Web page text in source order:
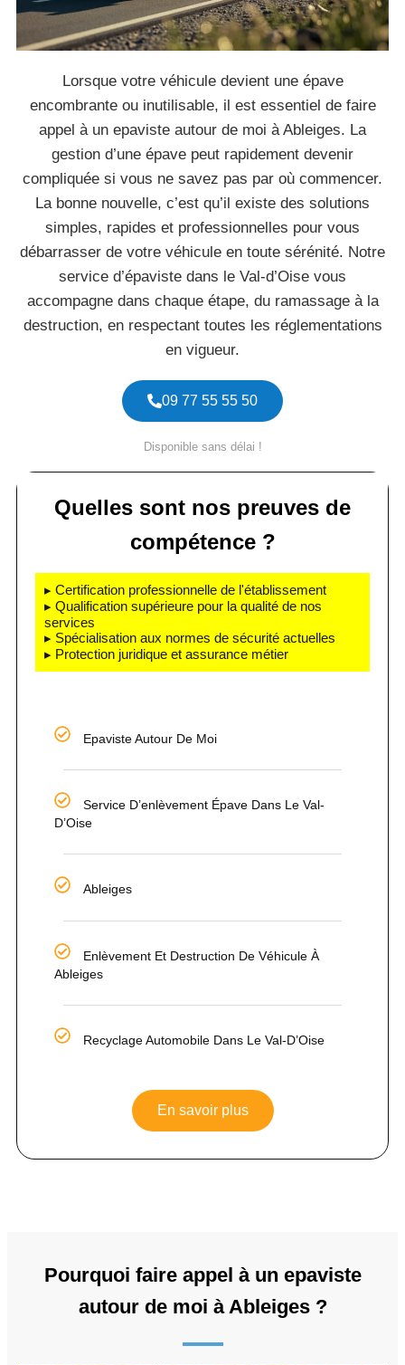
Lorsque votre véhicule devient une épave
encombrante ou inutilisable, il est essentiel de faire
appel à un epaviste autour de moi à Ableiges. La
gestion d’une épave peut rapidement devenir
compliquée si vous ne savez pas par où commencer.
La bonne nouvelle, c’est qu’il existe des solutions
simples, rapides et professionnelles pour vous
débarrasser de votre véhicule en toute sérénité. Notre
service d’épaviste dans le Val-d’Oise vous
accompagne dans chaque étape, du ramassage à la
destruction, en respectant toutes les réglementations
en vigueur.
09 77 55 55 50
Disponible sans délai !
Quelles sont nos preuves de
compétence ?
▸ Certification professionnelle de l'établissement
▸ Qualification supérieure pour la qualité de nos
services
▸ Spécialisation aux normes de sécurité actuelles
▸ Protection juridique et assurance métier
Epaviste Autour De Moi
Service D’enlèvement Épave Dans Le Val-
D’Oise
Ableiges
Enlèvement Et Destruction De Véhicule À
Ableiges
Recyclage Automobile Dans Le Val-D’Oise
En savoir plus
Pourquoi faire appel à un epaviste
autour de moi à Ableiges ?